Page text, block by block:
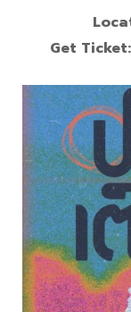
Get Ticket: